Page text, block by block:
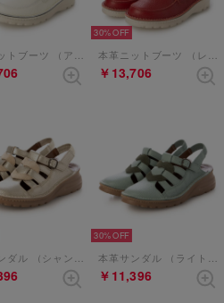
30%
￥13,706
30%
￥11,396